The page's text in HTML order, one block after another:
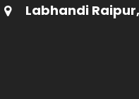
Labhandi